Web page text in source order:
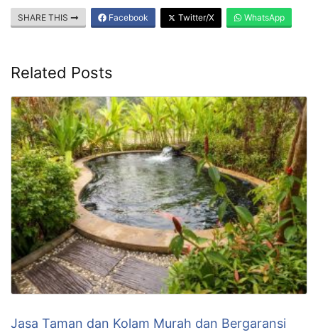
SHARE THIS Facebook Twitter/X WhatsApp
Related Posts
Jasa Taman dan Kolam Murah dan Bergaransi